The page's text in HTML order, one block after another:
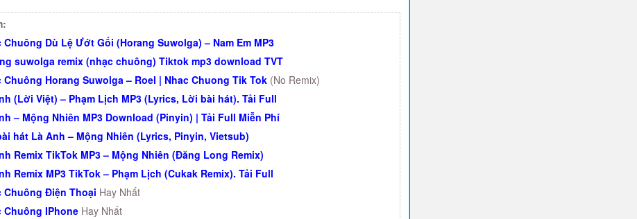
Chuông Dù Lệ Ướt Gối (Horang Suwolga) – Nam Em MP3
suwolga remix (nhạc chuông) Tiktok mp3 download TVT
Chuông Horang Suwolga – Roel | Nhac Chuong Tik Tok (No Remix)
(Lời Việt) – Phạm Lịch MP3 (Lyrics, Lời bài hát). Tải Full
– Mộng Nhiên MP3 Download (Pinyin) | Tải Full Miễn Phí
hát Là Anh – Mộng Nhiên (Lyrics, Pinyin, Vietsub)
Remix TikTok MP3 – Mộng Nhiên (Đăng Long Remix)
Remix MP3 TikTok – Phạm Lịch (Cukak Remix). Tải Full
Chuông Điện Thoại Hay Nhất
Chuông IPhone Hay Nhất